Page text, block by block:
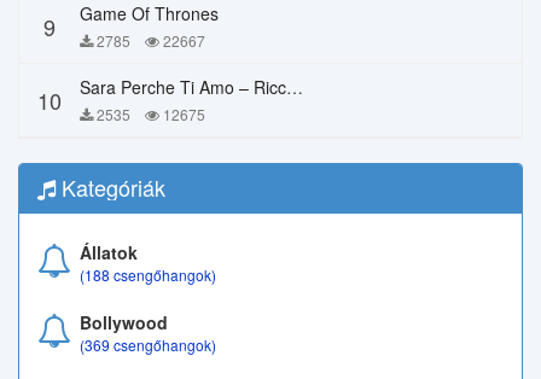
9 Game Of Thrones
2785 22667
10 Sara Perche Ti Amo – Ricchi E Poveri
2535 12675
Kategóriák
Állatok
(188 csengőhangok)
Bollywood
(369 csengőhangok)